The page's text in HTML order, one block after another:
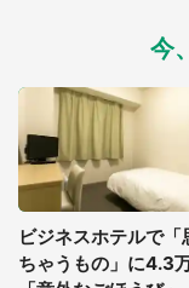
今
ビジネスホテルで「
ちゃうもの」に4.3